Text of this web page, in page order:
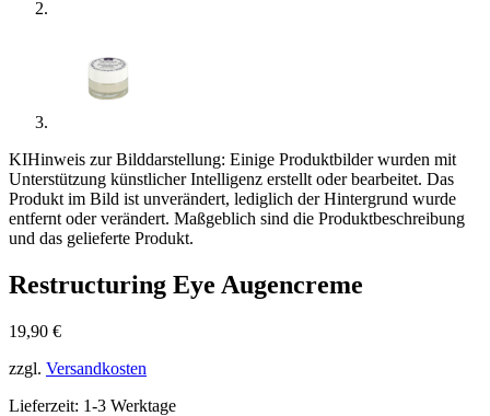
KIHinweis zur Bilddarstellung: Einige Produktbilder wurden mit
Unterstützung künstlicher Intelligenz erstellt oder bearbeitet. Das
Produkt im Bild ist unverändert, lediglich der Hintergrund wurde
entfernt oder verändert. Maßgeblich sind die Produktbeschreibung
und das gelieferte Produkt.
Restructuring Eye Augencreme
19,90 €
zzgl. Versandkosten
Lieferzeit: 1-3 Werktage